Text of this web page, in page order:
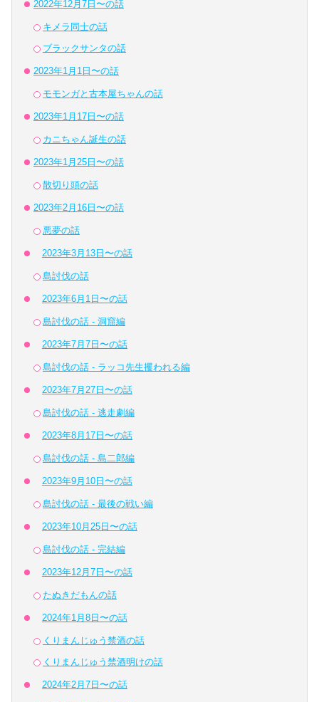
2022年12月7日〜の話
キメラ同士の話
ブラックサンタの話
2023年1月1日〜の話
モモンガと古本屋ちゃんの話
2023年1月17日〜の話
カニちゃん誕生の話
2023年1月25日〜の話
散切り頭の話
2023年2月16日〜の話
悪夢の話
2023年3月13日〜の話
島討伐の話
2023年6月1日〜の話
島討伐の話 - 洞窟編
2023年7月7日〜の話
島討伐の話 - ラッコ先生攫われる編
2023年7月27日〜の話
島討伐の話 - 逃走劇編
2023年8月17日〜の話
島討伐の話 - 島二郎編
2023年9月10日〜の話
島討伐の話 - 最後の戦い編
2023年10月25日〜の話
島討伐の話 - 完結編
2023年12月7日〜の話
たぬきだもんの話
2024年1月8日〜の話
くりまんじゅう禁酒の話
くりまんじゅう禁酒明けの話
2024年2月7日〜の話